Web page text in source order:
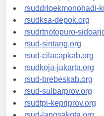
rsud-tpikepriprov.org
rsuddrloekmonohadi-
rsudksa-depok.org
rsudrtnotopuro-
rsud-sintang.org
rsud-cilacapkab.org
rsudkoja-jakarta.org
rsud-brebeskab.org
rsud-sulbarprov.org
rsudtpi-kepriprov.org